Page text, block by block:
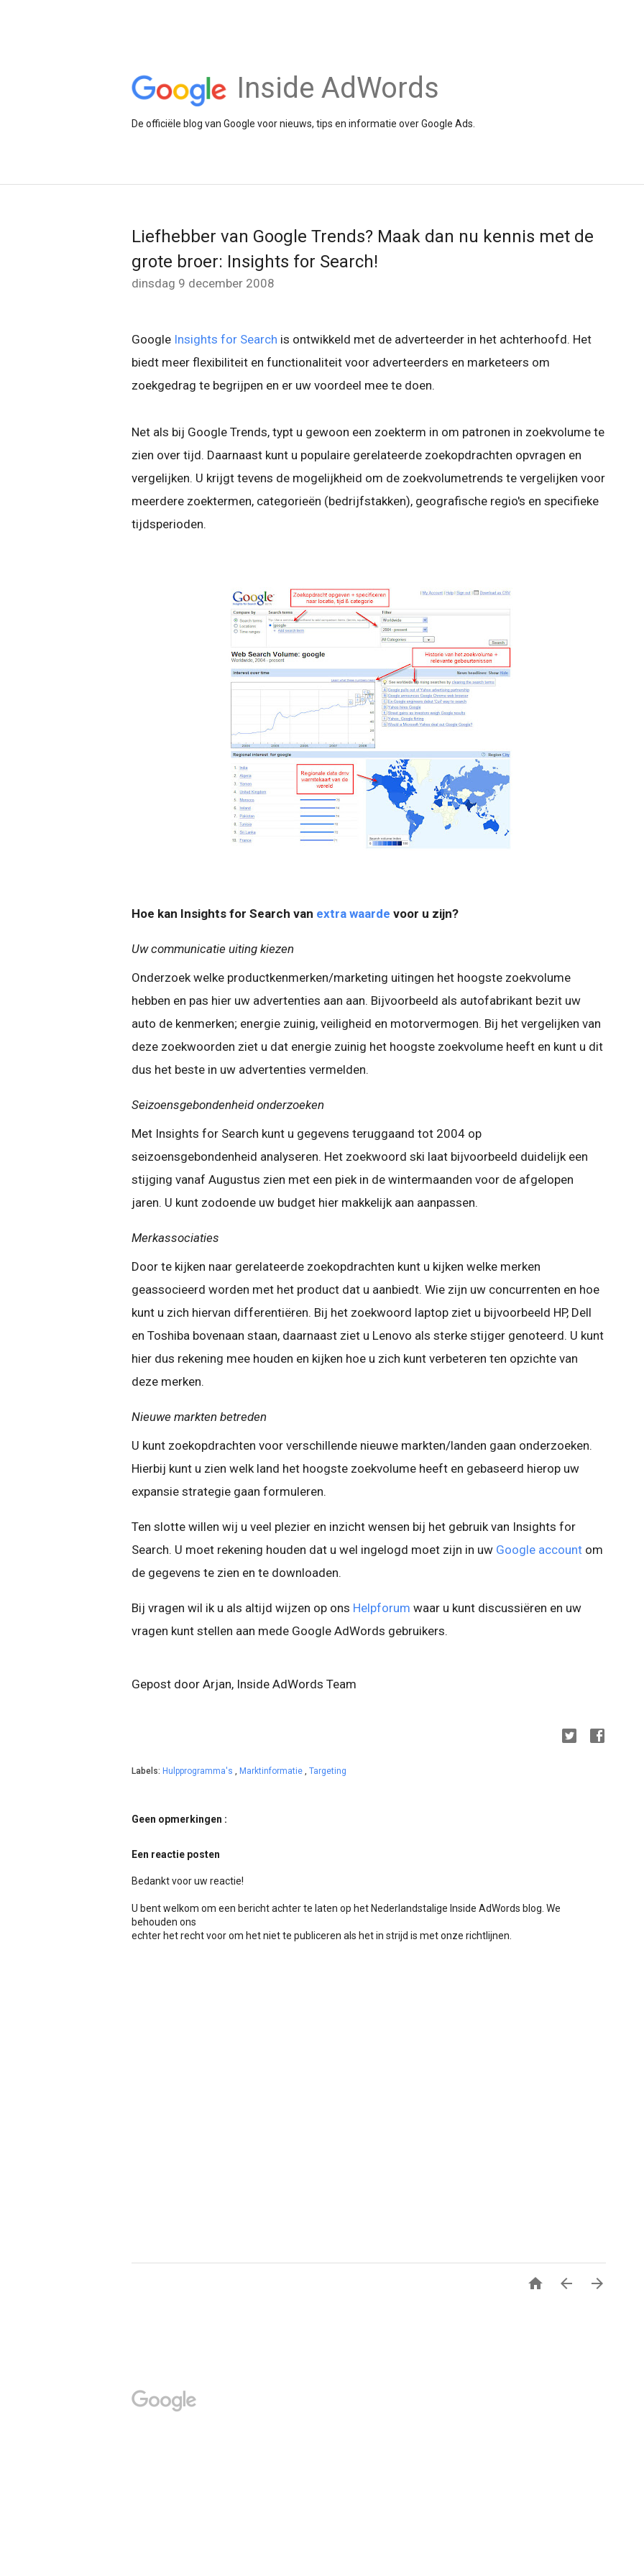
Inside AdWords
De officiële blog van Google voor nieuws, tips en informatie over Google Ads.
Liefhebber van Google Trends? Maak dan nu kennis met de
grote broer: Insights for Search!
dinsdag 9 december 2008
Google Insights for Search is ontwikkeld met de adverteerder in het achterhoofd. Het
biedt meer flexibiliteit en functionaliteit voor adverteerders en marketeers om
zoekgedrag te begrijpen en er uw voordeel mee te doen.
Net als bij Google Trends, typt u gewoon een zoekterm in om patronen in zoekvolume te
zien over tijd. Daarnaast kunt u populaire gerelateerde zoekopdrachten opvragen en
vergelijken. U krijgt tevens de mogelijkheid om de zoekvolumetrends te vergelijken voor
meerdere zoektermen, categorieën (bedrijfstakken), geografische regio's en specifieke
tijdsperioden.
Hoe kan Insights for Search van extra waarde voor u zijn?
Uw communicatie uiting kiezen
Onderzoek welke productkenmerken/marketing uitingen het hoogste zoekvolume
hebben en pas hier uw advertenties aan aan. Bijvoorbeeld als autofabrikant bezit uw
auto de kenmerken; energie zuinig, veiligheid en motorvermogen. Bij het vergelijken van
deze zoekwoorden ziet u dat energie zuinig het hoogste zoekvolume heeft en kunt u dit
dus het beste in uw advertenties vermelden.
Seizoensgebondenheid onderzoeken
Met Insights for Search kunt u gegevens teruggaand tot 2004 op
seizoensgebondenheid analyseren. Het zoekwoord ski laat bijvoorbeeld duidelijk een
stijging vanaf Augustus zien met een piek in de wintermaanden voor de afgelopen
jaren. U kunt zodoende uw budget hier makkelijk aan aanpassen.
Merkassociaties
Door te kijken naar gerelateerde zoekopdrachten kunt u kijken welke merken
geassocieerd worden met het product dat u aanbiedt. Wie zijn uw concurrenten en hoe
kunt u zich hiervan differentiëren. Bij het zoekwoord laptop ziet u bijvoorbeeld HP, Dell
en Toshiba bovenaan staan, daarnaast ziet u Lenovo als sterke stijger genoteerd. U kunt
hier dus rekening mee houden en kijken hoe u zich kunt verbeteren ten opzichte van
deze merken.
Nieuwe markten betreden
U kunt zoekopdrachten voor verschillende nieuwe markten/landen gaan onderzoeken.
Hierbij kunt u zien welk land het hoogste zoekvolume heeft en gebaseerd hierop uw
expansie strategie gaan formuleren.
Ten slotte willen wij u veel plezier en inzicht wensen bij het gebruik van Insights for
Search. U moet rekening houden dat u wel ingelogd moet zijn in uw Google account om
de gegevens te zien en te downloaden.
Bij vragen wil ik u als altijd wijzen op ons Helpforum waar u kunt discussiëren en uw
vragen kunt stellen aan mede Google AdWords gebruikers.
Gepost door Arjan, Inside AdWords Team
Labels: Hulpprogramma's , Marktinformatie , Targeting
Geen opmerkingen :
Een reactie posten
Bedankt voor uw reactie!
U bent welkom om een bericht achter te laten op het Nederlandstalige Inside AdWords blog. We
behouden ons
echter het recht voor om het niet te publiceren als het in strijd is met onze richtlijnen.
  